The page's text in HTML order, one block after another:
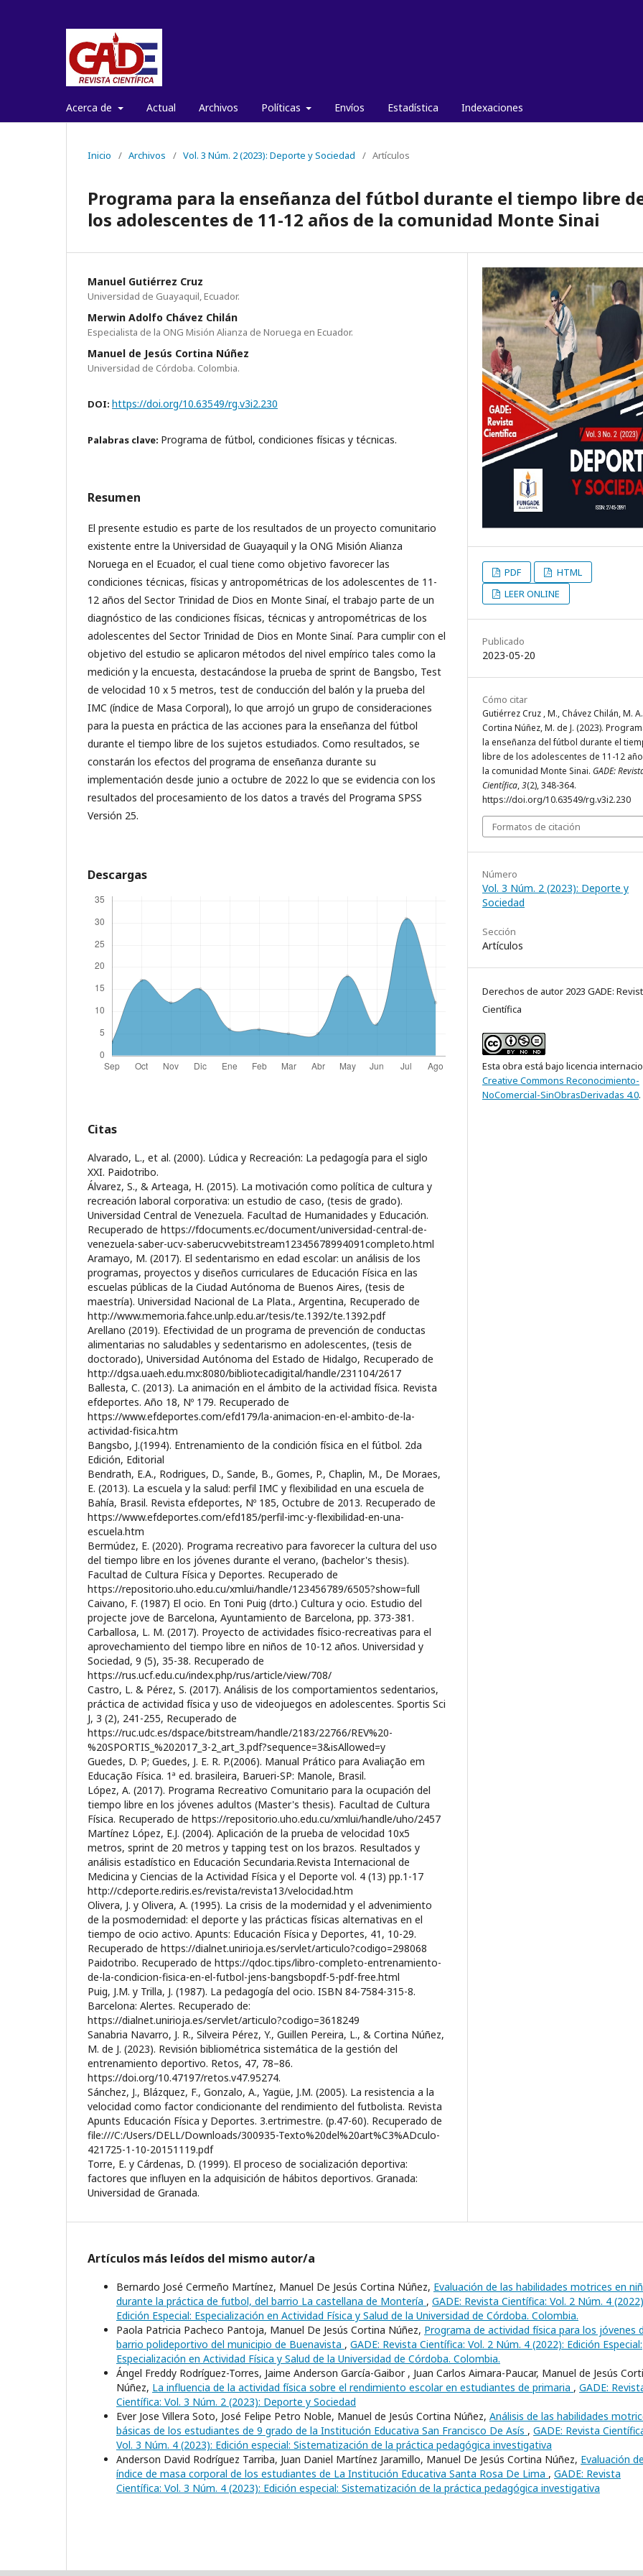
Acerca de Actual Archivos Políticas Envíos Estadística Indexaciones
Inicio / Archivos / Vol. 3 Núm. 2 (2023): Deporte y Sociedad / Artículos
Programa para la enseñanza del fútbol durante el tiempo libre
los adolescentes de 11-12 años de la comunidad Monte Sinai
Manuel Gutiérrez Cruz
Universidad de Guayaquil, Ecuador.
Merwin Adolfo Chávez Chilán
Especialista de la ONG Misión Alianza de Noruega en Ecuador.
Manuel de Jesús Cortina Núñez
Universidad de Córdoba. Colombia.
DOI: https://doi.org/10.63549/rg.v3i2.230
Palabras clave: Programa de fútbol, condiciones físicas y técnicas.
Resumen
El presente estudio es parte de los resultados de un proyecto comunitario
existente entre la Universidad de Guayaquil y la ONG Misión Alianza
Noruega en el Ecuador, el cual tiene como objetivo favorecer las
condiciones técnicas, físicas y antropométricas de los adolescentes de 11-
12 años del Sector Trinidad de Dios en Monte Sinaí, el trabajo parte de un
diagnóstico de las condiciones físicas, técnicas y antropométricas de los
adolescentes del Sector Trinidad de Dios en Monte Sinaí. Para cumplir con el
objetivo del estudio se aplicaron métodos del nivel empírico tales como la
medición y la encuesta, destacándose la prueba de sprint de Bangsbo, Test
de velocidad 10 x 5 metros, test de conducción del balón y la prueba del
IMC (índice de Masa Corporal), lo que arrojó un grupo de consideraciones
para la puesta en práctica de las acciones para la enseñanza del fútbol
durante el tiempo libre de los sujetos estudiados. Como resultados, se
constarán los efectos del programa de enseñanza durante su
implementación desde junio a octubre de 2022 lo que se evidencia con los
resultados del procesamiento de los datos a través del Programa SPSS
Versión 25.
Descargas
Citas
Alvarado, L., et al. (2000). Lúdica y Recreación: La pedagogía para el siglo
XXI. Paidotribo.
Álvarez, S., & Arteaga, H. (2015). La motivación como política de cultura y
recreación laboral corporativa: un estudio de caso, (tesis de grado).
Universidad Central de Venezuela. Facultad de Humanidades y Educación.
Recuperado de https://fdocuments.ec/document/universidad-central-de-
venezuela-saber-ucv-saberucvvebitstream12345678994091completo.html
Aramayo, M. (2017). El sedentarismo en edad escolar: un análisis de los
programas, proyectos y diseños curriculares de Educación Física en las
escuelas públicas de la Ciudad Autónoma de Buenos Aires, (tesis de
maestría). Universidad Nacional de La Plata., Argentina, Recuperado de
http://www.memoria.fahce.unlp.edu.ar/tesis/te.1392/te.1392.pdf
Arellano (2019). Efectividad de un programa de prevención de conductas
alimentarias no saludables y sedentarismo en adolescentes, (tesis de
doctorado), Universidad Autónoma del Estado de Hidalgo, Recuperado de
http://dgsa.uaeh.edu.mx:8080/bibliotecadigital/handle/231104/2617
Ballesta, C. (2013). La animación en el ámbito de la actividad física. Revista
efdeportes. Año 18, Nº 179. Recuperado de
https://www.efdeportes.com/efd179/la-animacion-en-el-ambito-de-la-
actividad-fisica.htm
Bangsbo, J.(1994). Entrenamiento de la condición física en el fútbol. 2da
Edición, Editorial
Bendrath, E.A., Rodrigues, D., Sande, B., Gomes, P., Chaplin, M., De Moraes,
E. (2013). La escuela y la salud: perfil IMC y flexibilidad en una escuela de
Bahía, Brasil. Revista efdeportes, Nº 185, Octubre de 2013. Recuperado de
https://www.efdeportes.com/efd185/perfil-imc-y-flexibilidad-en-una-
escuela.htm
Bermúdez, E. (2020). Programa recreativo para favorecer la cultura del uso
del tiempo libre en los jóvenes durante el verano, (bachelor's thesis).
Facultad de Cultura Física y Deportes. Recuperado de
https://repositorio.uho.edu.cu/xmlui/handle/123456789/6505?show=full
Caivano, F. (1987) El ocio. En Toni Puig (drto.) Cultura y ocio. Estudio del
projecte jove de Barcelona, Ayuntamiento de Barcelona, pp. 373-381.
Carballosa, L. M. (2017). Proyecto de actividades físico-recreativas para el
aprovechamiento del tiempo libre en niños de 10-12 años. Universidad y
Sociedad, 9 (5), 35-38. Recuperado de
https://rus.ucf.edu.cu/index.php/rus/article/view/708/
Castro, L. & Pérez, S. (2017). Análisis de los comportamientos sedentarios,
práctica de actividad física y uso de videojuegos en adolescentes. Sportis Sci
J, 3 (2), 241-255, Recuperado de
https://ruc.udc.es/dspace/bitstream/handle/2183/22766/REV%20-
%20SPORTIS_%202017_3-2_art_3.pdf?sequence=3&isAllowed=y
Guedes, D. P; Guedes, J. E. R. P.(2006). Manual Prático para Avaliação em
Educação Física. 1ª ed. brasileira, Barueri-SP: Manole, Brasil.
López, A. (2017). Programa Recreativo Comunitario para la ocupación del
tiempo libre en los jóvenes adultos (Master's thesis). Facultad de Cultura
Física. Recuperado de https://repositorio.uho.edu.cu/xmlui/handle/uho/2457
Martínez López, E.J. (2004). Aplicación de la prueba de velocidad 10x5
metros, sprint de 20 metros y tapping test on los brazos. Resultados y
análisis estadístico en Educación Secundaria.Revista Internacional de
Medicina y Ciencias de la Actividad Física y el Deporte vol. 4 (13) pp.1-17
http://cdeporte.rediris.es/revista/revista13/velocidad.htm
Olivera, J. y Olivera, A. (1995). La crisis de la modernidad y el advenimiento
de la posmodernidad: el deporte y las prácticas físicas alternativas en el
tiempo de ocio activo. Apunts: Educación Física y Deportes, 41, 10-29.
Recuperado de https://dialnet.unirioja.es/servlet/articulo?codigo=298068
Paidotribo. Recuperado de https://qdoc.tips/libro-completo-entrenamiento-
de-la-condicion-fisica-en-el-futbol-jens-bangsbopdf-5-pdf-free.html
Puig, J.M. y Trilla, J. (1987). La pedagogía del ocio. ISBN 84-7584-315-8.
Barcelona: Alertes. Recuperado de:
https://dialnet.unirioja.es/servlet/articulo?codigo=3618249
Sanabria Navarro, J. R., Silveira Pérez, Y., Guillen Pereira, L., & Cortina Núñez,
M. de J. (2023). Revisión bibliométrica sistemática de la gestión del
entrenamiento deportivo. Retos, 47, 78–86.
https://doi.org/10.47197/retos.v47.95274.
Sánchez, J., Blázquez, F., Gonzalo, A., Yagüe, J.M. (2005). La resistencia a la
velocidad como factor condicionante del rendimiento del futbolista. Revista
Apunts Educación Física y Deportes. 3.ertrimestre. (p.47-60). Recuperado de
file:///C:/Users/DELL/Downloads/300935-Texto%20del%20art%C3%ADculo-
421725-1-10-20151119.pdf
Torre, E. y Cárdenas, D. (1999). El proceso de socialización deportiva:
factores que influyen en la adquisición de hábitos deportivos. Granada:
Universidad de Granada.
PDF
HTML
LEER ONLINE
Publicado
2023-05-20
Cómo citar
Gutiérrez Cruz , M., Chávez Chilán, M.
Cortina Núñez, M. de J. (2023).
la enseñanza del fútbol durante el
libre de los adolescentes de 11-12
la comunidad Monte Sinai. GADE:
Científica,3(2), 348-364.
https://doi.org/10.63549/rg.v3i2.230
Formatos de citación
Número
Vol. 3 Núm. 2 (2023): Deporte y
Sociedad
Sección
Artículos
Derechos de autor 2023 GADE:
Científica
Esta obra está bajo licencia
Creative Commons Reconocimiento-
NoComercial-SinObrasDerivadas 4.0.
Artículos más leídos del mismo autor/a
Bernardo José Cermeño Martínez, Manuel De Jesús Cortina Núñez, Evaluación de las habilidades motrices en
durante la práctica de futbol, del barrio La castellana de Montería , GADE: Revista Científica: Vol. 2 Núm. 4
Edición Especial: Especialización en Actividad Física y Salud de la Universidad de Córdoba. Colombia.
Paola Patricia Pacheco Pantoja, Manuel De Jesús Cortina Núñez, Programa de actividad física para los jóvenes
barrio polideportivo del municipio de Buenavista , GADE: Revista Científica: Vol. 2 Núm. 4 (2022): Edición Especial:
Especialización en Actividad Física y Salud de la Universidad de Córdoba. Colombia.
Ángel Freddy Rodríguez-Torres, Jaime Anderson García-Gaibor , Juan Carlos Aimara-Paucar, Manuel de Jesús
Núñez, La influencia de la actividad física sobre el rendimiento escolar en estudiantes de primaria , GADE:
Científica: Vol. 3 Núm. 2 (2023): Deporte y Sociedad
Ever Jose Villera Soto, José Felipe Petro Noble, Manuel de Jesús Cortina Núñez, Análisis de las habilidades
básicas de los estudiantes de 9 grado de la Institución Educativa San Francisco De Asís , GADE: Revista
Vol. 3 Núm. 4 (2023): Edición especial: Sistematización de la práctica pedagógica investigativa
Anderson David Rodríguez Tarriba, Juan Daniel Martínez Jaramillo, Manuel De Jesús Cortina Núñez, Evaluación
índice de masa corporal de los estudiantes de La Institución Educativa Santa Rosa De Lima , GADE: Revista
Científica: Vol. 3 Núm. 4 (2023): Edición especial: Sistematización de la práctica pedagógica investigativa